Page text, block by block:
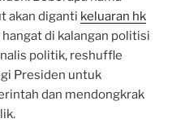
akan diganti keluaran hk
di kalangan politisi
politik, reshuffle
Presiden untuk
dan mendongkrak